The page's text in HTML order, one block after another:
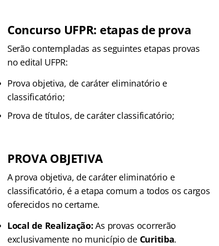
Concurso UFPR: etapas de prova
Serão contempladas as seguintes etapas provas
no edital UFPR:
Prova objetiva, de caráter eliminatório e
classificatório;
Prova de títulos, de caráter classificatório;
PROVA OBJETIVA
A prova objetiva, de caráter eliminatório e
classificatório, é a etapa comum a todos os cargos
oferecidos no certame.
Local de Realização: As provas ocorrerão
exclusivamente no município de Curitiba.